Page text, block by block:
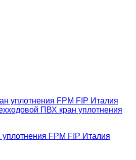
FPM FIP Италия